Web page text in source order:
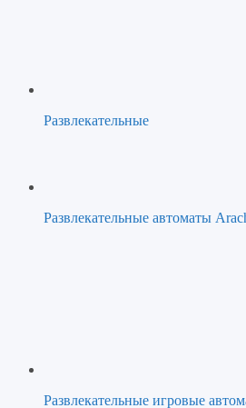
Развлекательные
Развлекательные автоматы
Развлекательные игровые